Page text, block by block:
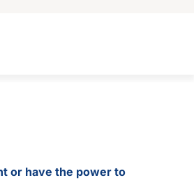
or have the power to